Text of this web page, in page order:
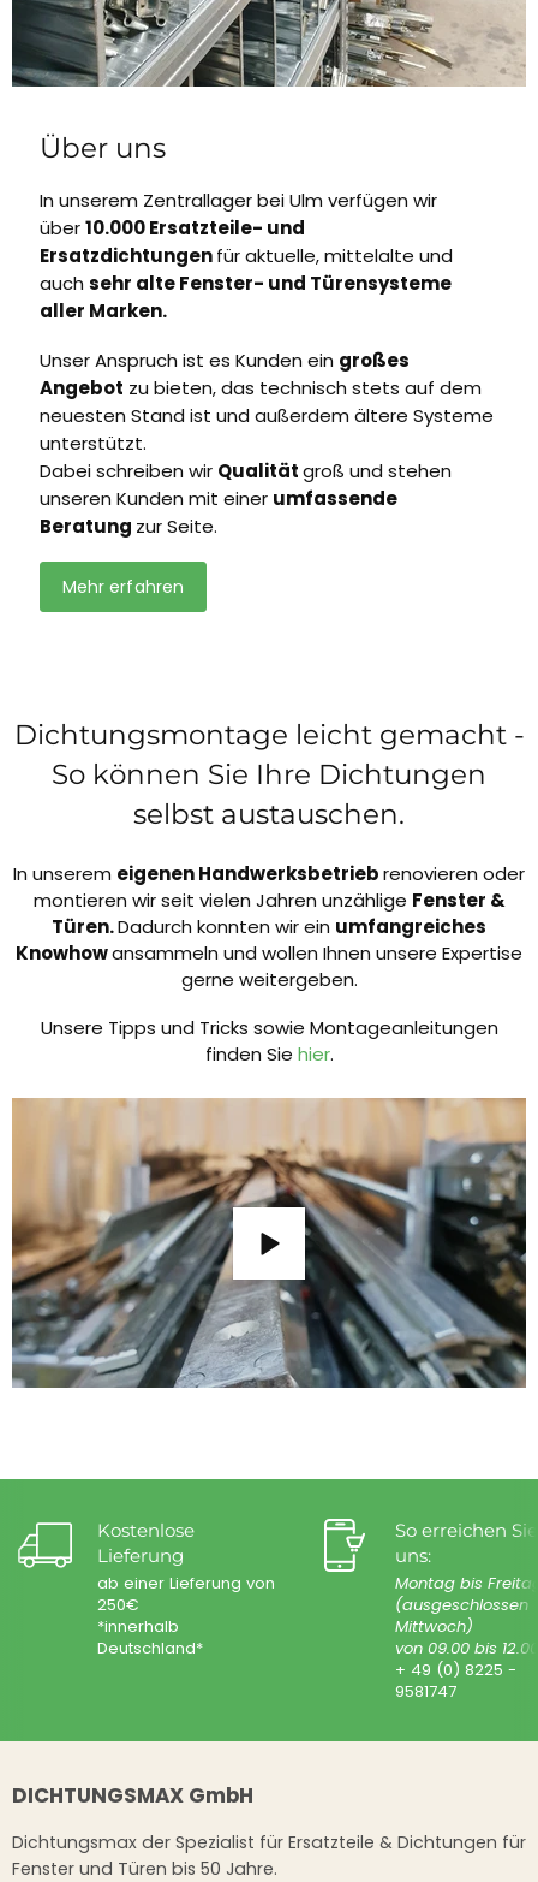
Über uns
In unserem Zentrallager bei Ulm verfügen wir
über10.000 Ersatzteile- und
Ersatzdichtungenfür aktuelle, mittelalte und
auch sehr alte Fenster- und Türensysteme
aller Marken.
Unser Anspruch ist es Kunden ein großes
Angebot zu bieten, das technisch stets auf dem
neuesten Stand ist und außerdem ältere Systeme
unterstützt.
Dabei schreiben wir Qualitätgroß und stehen
unseren Kunden mit einer umfassende
Beratung zur Seite.
Mehr erfahren
Dichtungsmontage leicht gemacht -
So können Sie Ihre Dichtungen
selbst austauschen.
In unserem eigenen Handwerksbetriebrenovieren oder
montieren wir seit vielen Jahren unzählige Fenster &
Türen.Dadurch konnten wir ein umfangreiches
Knowhowansammeln und wollen Ihnen unsere Expertise
gerne weitergeben.
Unsere Tipps und Tricks sowie Montageanleitungen
finden Sie hier.
Kostenlose
Lieferung
ab einer Lieferung von
250€
*innerhalb
Deutschland*
So erreichen Sie
uns:
Montag bis
(ausgeschlossen
Mittwoch)
von 09.00 bis
+ 49 (0) 8225 -
9581747
DICHTUNGSMAX GmbH
Dichtungsmax der Spezialist für Ersatzteile & Dichtungen für
Fenster und Türen bis 50 Jahre.